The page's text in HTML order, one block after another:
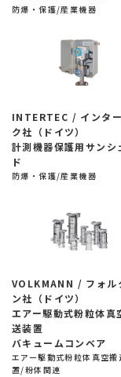
防爆・保護/産業機器
INTERTEC / インタ
ク社（ドイツ）
計測機器保護用サンシ
ド
防爆・保護/産業機器
VOLKMANN / フォル
ン社（ドイツ）
エアー駆動式粉粒体真
送装置
バキュームコンベア
エアー駆動式粉粒体真空搬
置/粉体関連